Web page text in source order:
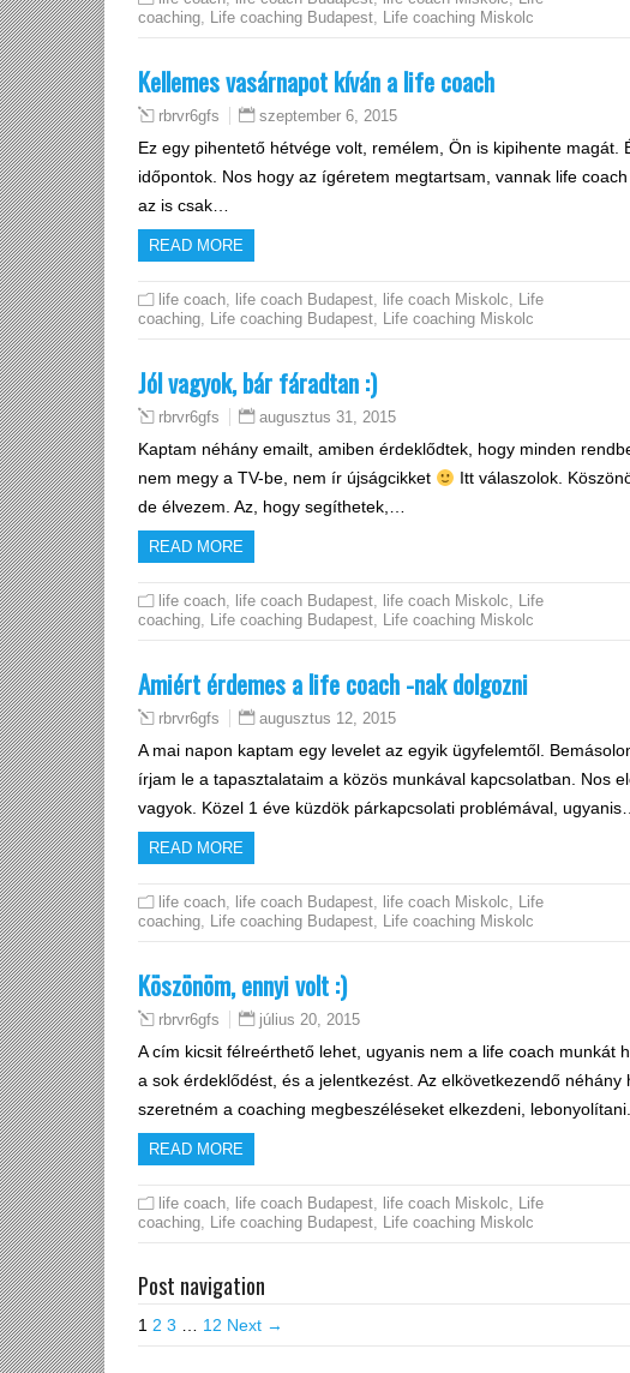
coaching, Life coaching Budapest, Life coaching Miskolc
Kellemes vasárnapot kíván a life coach
rbrvr6gfs szeptember 6, 2015
Ez egy pihentető hétvége volt, remélem, Ön is kipihente
időpontok. Nos hogy az ígéretem megtartsam, vannak life
az is csak…
READ MORE
life coach, life coach Budapest, life coach Miskolc, Life
coaching, Life coaching Budapest, Life coaching Miskolc
Jól vagyok, bár fáradtan :)
rbrvr6gfs augusztus 31, 2015
Kaptam néhány emailt, amiben érdeklődtek, hogy minden
nem megy a TV-be, nem ír újságcikket
Itt válaszolok.
de élvezem. Az, hogy segíthetek,…
READ MORE
life coach, life coach Budapest, life coach Miskolc, Life
coaching, Life coaching Budapest, Life coaching Miskolc
Amiért érdemes a life coach -nak dolgozni
rbrvr6gfs augusztus 12, 2015
A mai napon kaptam egy levelet az egyik ügyfelemtől.
írjam le a tapasztalataim a közös munkával kapcsolatban. Nos
vagyok. Közel 1 éve küzdök párkapcsolati problémával,
READ MORE
life coach, life coach Budapest, life coach Miskolc, Life
coaching, Life coaching Budapest, Life coaching Miskolc
Köszönöm, ennyi volt :)
rbrvr6gfs július 20, 2015
A cím kicsit félreérthető lehet, ugyanis nem a life coach munkát
a sok érdeklődést, és a jelentkezést. Az elkövetkezendő
szeretném a coaching megbeszéléseket elkezdeni,
READ MORE
life coach, life coach Budapest, life coach Miskolc, Life
coaching, Life coaching Budapest, Life coaching Miskolc
Post navigation
1 2 3 … 12 Next →